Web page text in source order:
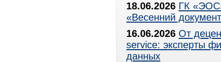
18.06.2026 ГК
«Весенний
16.06.2026 От
service: эксперты
данных